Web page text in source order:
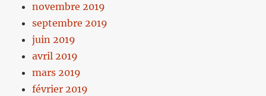
novembre 2019
septembre 2019
juin 2019
avril 2019
mars 2019
février 2019